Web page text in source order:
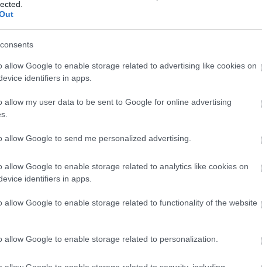
allow Google to enable storage related to advertising like cookies on
identifiers in apps.
allow my user data to be sent to Google for online advertising
allow Google to send me personalized advertising.
allow Google to enable storage related to analytics like cookies on
identifiers in apps.
allow Google to enable storage related to functionality of the website
allow Google to enable storage related to personalization.
το φύλλο αγώνα αναφέρει
αποβολή καθήμενου φιλάθλου στα bench
διαιτητές, όταν δόθηκε η εντολή για την
μόνος του
του διαιτητή βάσης, γυναίκα φίλαθλος,
και του είπε “F@ck You, this is not foul”.
παρά την εντολή που δόθηκε
από τους διαιτητές”
οπτικών ινών κυριαρχούν στο ουκρανικό μέτωπο
μετέτρεψε σε… τελικό τη ρεβάνς με την